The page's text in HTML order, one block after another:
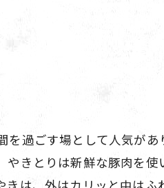
過ごす場として人気が
きとりは新鮮な豚肉を